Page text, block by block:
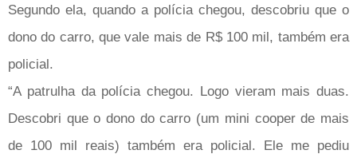
Segundo ela, quando a polícia chegou, descobriu que o
dono do carro, que vale mais de R$ 100 mil, também era
policial.
“A patrulha da polícia chegou. Logo vieram mais duas.
Descobri que o dono do carro (um mini cooper de mais
de 100 mil reais) também era policial. Ele me pediu